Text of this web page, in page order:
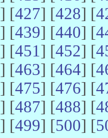
] [427] [428] [
] [439] [440] [
] [451] [452] [
] [463] [464] [
] [475] [476] [
] [487] [488] [
] [499] [500] [